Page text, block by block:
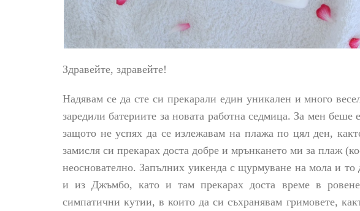
Здравейте, здравейте!
Надявам се да сте си прекарали един уникален и много
заредили батериите за новата работна седмица. За мен беше
защото не успях да се излежавам на плажа по цял ден,
замисля си прекарах доста добре и мрънкането ми за плаж
неоснователно. Запълних уикенда с щурмуване на мола и то
и из Джъмбо, като и там прекарах доста време в
симпатични кутии, в които да си съхранявам гримовете,